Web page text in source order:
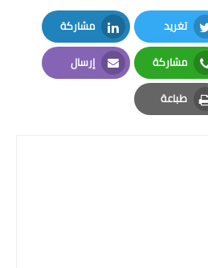
تغريد
Twitter
مشاركة
LinkedIn
مشاركة
Whatsapp
إرسال
Email
طباعة
Print